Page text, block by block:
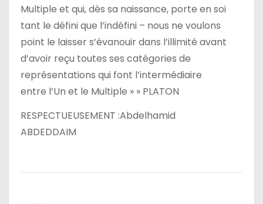
Multiple et qui, dès sa naissance, porte en soi
tant le défini que l’indéfini – nous ne voulons
point le laisser s’évanouir dans l’illimité avant
d’avoir reçu toutes ses catégories de
représentations qui font l’intermédiaire
entre l’Un et le Multiple » » PLATON
RESPECTUEUSEMENT :Abdelhamid
ABDEDDAIM